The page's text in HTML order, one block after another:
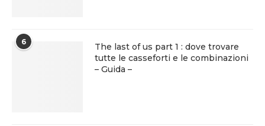
6
The last of us part 1 : dove trovare
tutte le casseforti e le combinazioni
– Guida –